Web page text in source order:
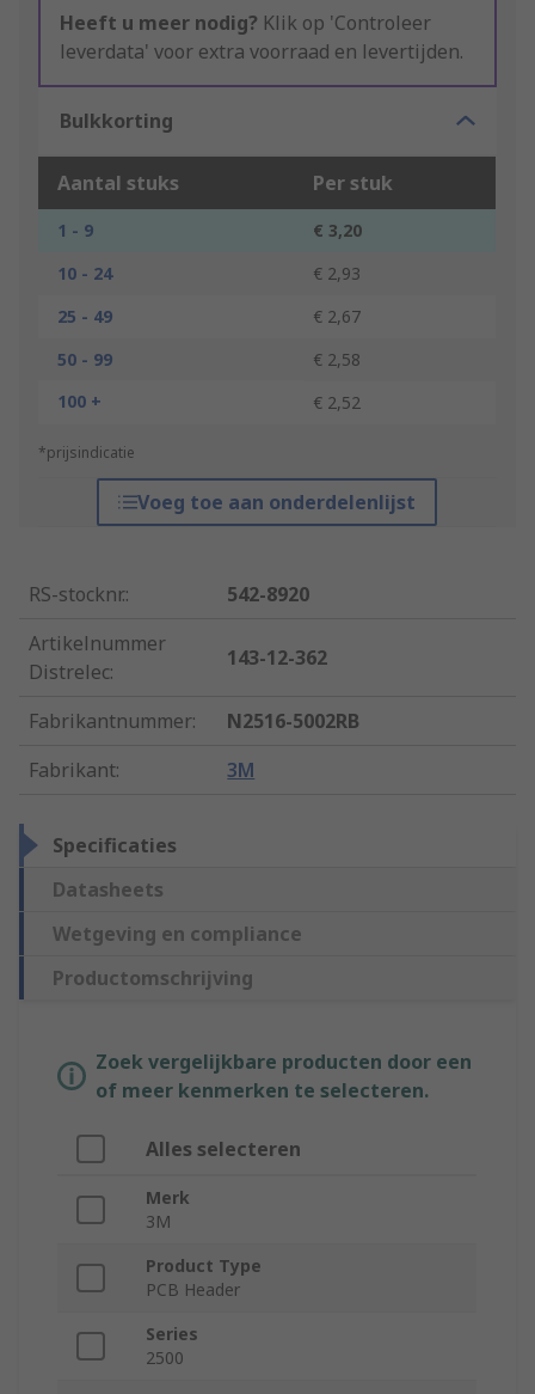
Heeft u meer nodig? Klik op 'Controleer
leverdata' voor extra voorraad en levertijden.
Bulkkorting
Aantal stuks Per stuk
1 - 9
€ 3,20
10 - 24
€ 2,93
25 - 49
€ 2,67
50 - 99
€ 2,58
100 +
€ 2,52
*prijsindicatie
Voeg toe aan onderdelenlijst
RS-stocknr.:
542-8920
Artikelnummer
Distrelec:
143-12-362
Fabrikantnummer:
N2516-5002RB
Fabrikant: 3M
Specificaties
Datasheets
Wetgeving en compliance
Productomschrijving
Zoek vergelijkbare producten door een
of meer kenmerken te selecteren.
Alles selecteren
Merk
3M
Product Type
PCB Header
Series
2500